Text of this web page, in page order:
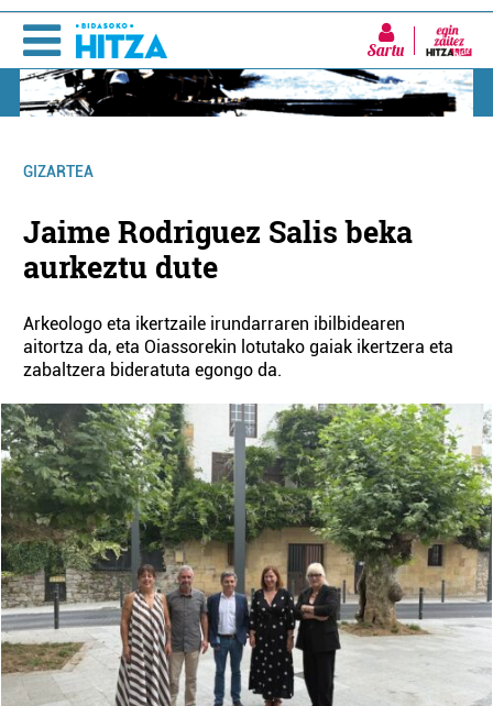
Sartu
GIZARTEA
Jaime Rodriguez Salis beka
aurkeztu dute
Arkeologo eta ikertzaile irundarraren ibilbidearen
aitortza da, eta Oiassorekin lotutako gaiak ikertzera eta
zabaltzera bideratuta egongo da.